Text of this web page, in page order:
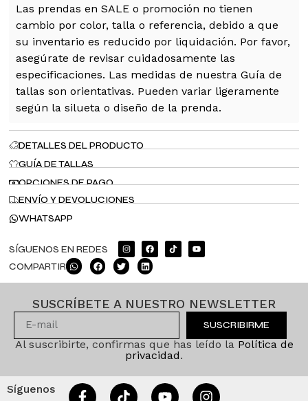
Las prendas en SALE o promoción no tienen
cambio por color, talla o referencia, debido a que
su inventario es reducido por liquidación. Por favor,
asegúrate de revisar cuidadosamente las
especificaciones. Las medidas de nuestra Guía de
tallas son orientativas. Pueden variar ligeramente
según la silueta o diseño de la prenda.
DETALLES DEL PRODUCTO
GUÍA DE TALLAS
OPCIONES DE PAGO
ENVÍO Y DEVOLUCIONES
WHATSAPP
SÍGUENOS EN REDES
COMPARTIR
SUSCRÍBETE A NUESTRO NEWSLETTER
SUSCRIBIRME
Al suscribirte, confirmas que has leído la Política de
privacidad.
Síguenos